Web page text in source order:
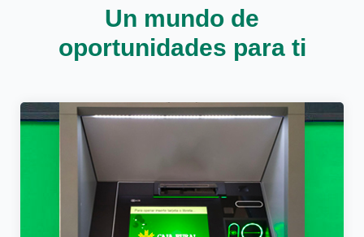
Un mundo de
oportunidades para ti